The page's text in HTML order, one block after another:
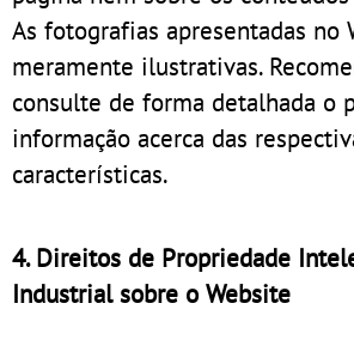
As fotografias apresentadas no
meramente ilustrativas.
consulte de forma detalhada o
informação acerca das
características.
4. Direitos de Propriedade
Industrial sobre o Website